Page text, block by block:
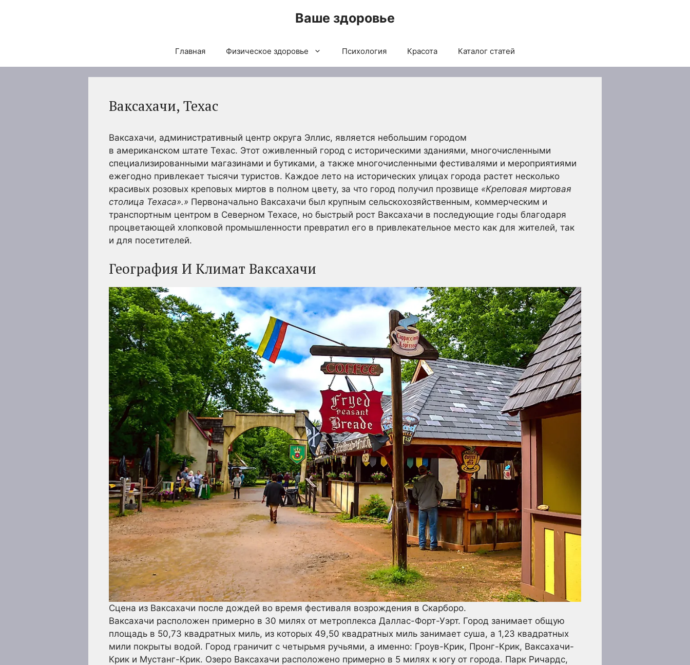
Ваше здоровье
Главная Физическое здоровье Психология Красота Каталог статей
Ваксахачи, Техас
Ваксахачи, административный центр округа Эллис, является небольшим городом
в американском штате Техас. Этот оживленный город с историческими зданиями, многочисленными
специализированными магазинами и бутиками, а также многочисленными фестивалями и мероприятиями
ежегодно привлекает тысячи туристов. Каждое лето на исторических улицах города растет несколько
красивых розовых креповых миртов в полном цвету, за что город получил прозвище «Креповая миртовая
столица Техаса».» Первоначально Ваксахачи был крупным сельскохозяйственным, коммерческим и
транспортным центром в Северном Техасе, но быстрый рост Ваксахачи в последующие годы благодаря
процветающей хлопковой промышленности превратил его в привлекательное место как для жителей, так
и для посетителей.
География И Климат Ваксахачи
Сцена из Ваксахачи после дождей во время фестиваля возрождения в Скарборо.
Ваксахачи расположен примерно в 30 милях от метроплекса Даллас-Форт-Уэрт. Город занимает общую
площадь в 50,73 квадратных миль, из которых 49,50 квадратных миль занимает суша, а 1,23 квадратных
мили покрыты водой. Город граничит с четырьмя ручьями, а именно: Гроув-Крик, Пронг-Крик, Ваксахачи-
Крик и Мустанг-Крик. Озеро Ваксахачи расположено примерно в 5 милях к югу от города. Парк Ричардс,